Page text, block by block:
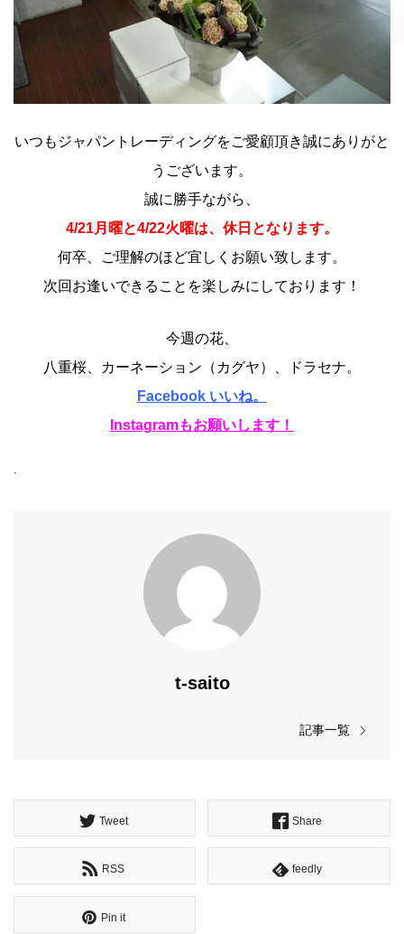
いつもジャパントレーディングをご愛顧頂き誠にありがと
うございます。
誠に勝手ながら、
4/21月曜と4/22火曜は、休日となります。
何卒、ご理解のほど宜しくお願い致します。
次回お逢いできることを楽しみにしております！
今週の花、
八重桜、カーネーション（カグヤ）、ドラセナ。
Facebook いいね。
Instagramもお願いします！
t-saito
記事一覧
Tweet Share
RSS feedly
Pin it